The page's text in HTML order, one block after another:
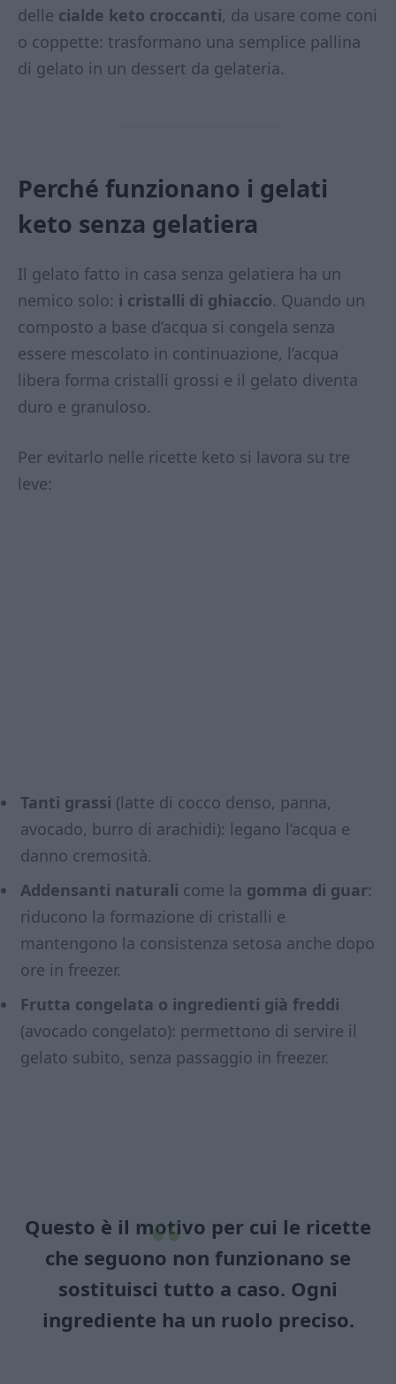
delle cialde keto croccanti, da usare come coni
o coppette: trasformano una semplice pallina
di gelato in un dessert da gelateria.
Perché funzionano i gelati
keto senza gelatiera
Il gelato fatto in casa senza gelatiera ha un
nemico solo: i cristalli di ghiaccio. Quando un
composto a base d’acqua si congela senza
essere mescolato in continuazione, l’acqua
libera forma cristalli grossi e il gelato diventa
duro e granuloso.
Per evitarlo nelle ricette keto si lavora su tre
leve:
Tanti grassi (latte di cocco denso, panna,
avocado, burro di arachidi): legano l’acqua e
danno cremosità.
Addensanti naturali come la gomma di guar:
riducono la formazione di cristalli e
mantengono la consistenza setosa anche dopo
ore in freezer.
Frutta congelata o ingredienti già freddi
(avocado congelato): permettono di servire il
gelato subito, senza passaggio in freezer.
Questo è il motivo per cui le ricette
che seguono non funzionano se
sostituisci tutto a caso. Ogni
ingrediente ha un ruolo preciso.